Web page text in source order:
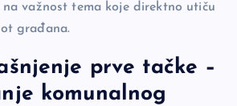
važnost tema koje direktno utiču
građana.
prve tačke –
komunalnog